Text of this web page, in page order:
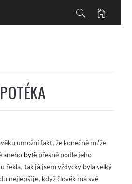
umožní fakt, že konečně může
anebo bytě přesně podle jeho
řekla, tak já jsem vždycky byla velký
nejlepší je, když člověk má své